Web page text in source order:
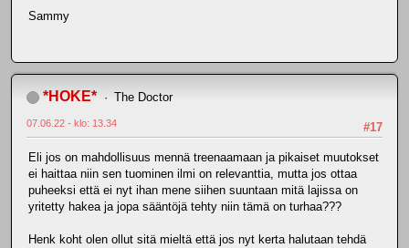
Sammy
*HOKE* The Doctor
#17
07.06.22 - klo: 13.34
Eli jos on mahdollisuus mennä treenaamaan ja pikaiset muutokset
ei haittaa niin sen tuominen ilmi on relevanttia, mutta jos ottaa
puheeksi että ei nyt ihan mene siihen suuntaan mitä lajissa on
yritetty hakea ja jopa sääntöjä tehty niin tämä on turhaa???
Henk koht olen ollut sitä mieltä että jos nyt kerta halutaan tehdä